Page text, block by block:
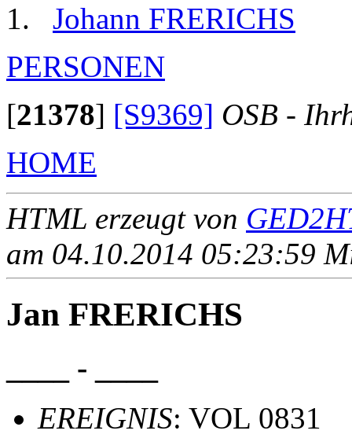
Johann FRERICHS
PERSONEN
[21378] [S9369] OSB -
HOME
HTML erzeugt von
am 04.10.2014 05:23:59
Jan FRERICHS
____ - ____
EREIGNIS: VOL 0831